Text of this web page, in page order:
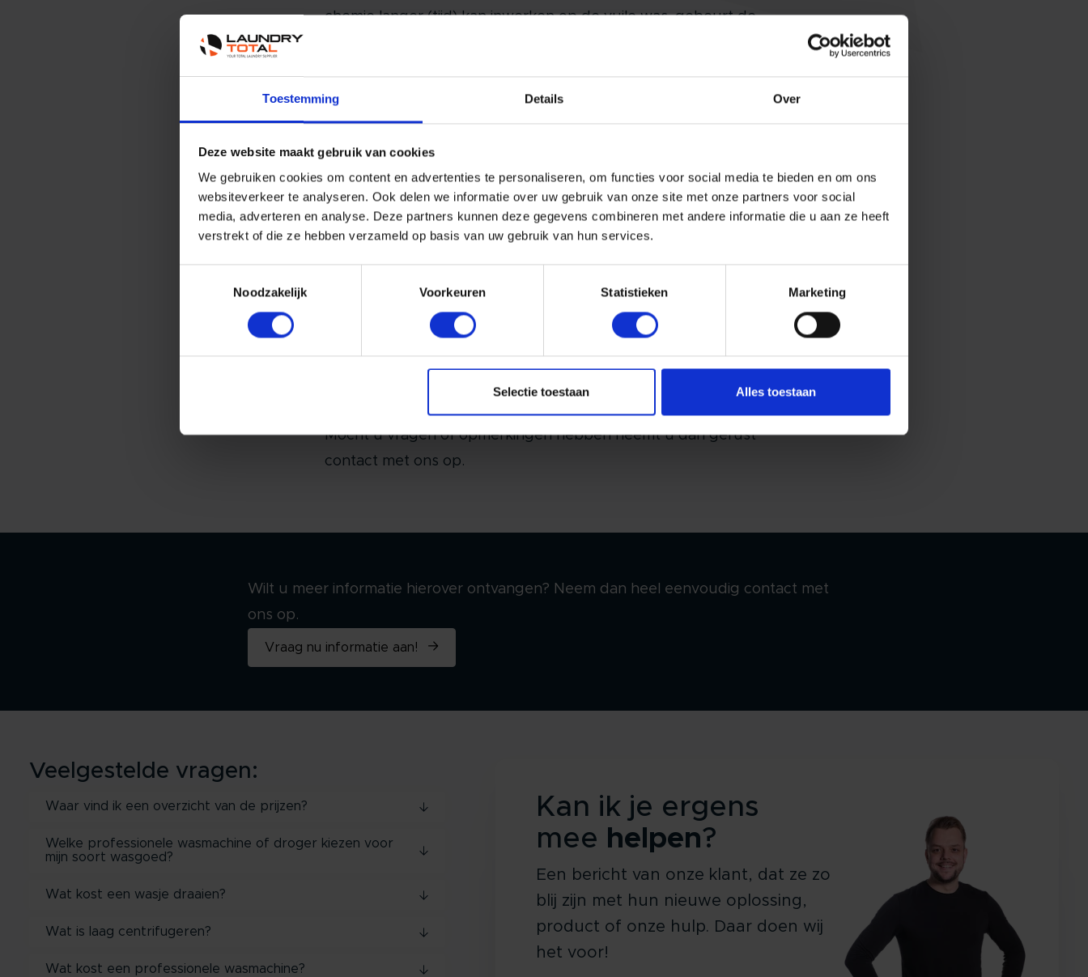
Toestemming Details Over
Deze website maakt gebruik van cookies
We gebruiken cookies om content en advertenties te personaliseren, om functies voor social media te bieden en om ons
websiteverkeer te analyseren. Ook delen we informatie over uw gebruik van onze site met onze partners voor social
media, adverteren en analyse. Deze partners kunnen deze gegevens combineren met andere informatie die u aan ze heeft
verstrekt of die ze hebben verzameld op basis van uw gebruik van hun services.
Noodzakelijk
Voorkeuren Statistieken Marketing
Selectie toestaan Alles toestaan
chemie langer (tijd) kan inwerken op de vuile was, gebeurt de
Graad van bevuiling
onbelangrijk rekening te houden met de graad van bevuiling
van de was. Deze factor is de beginsituatie van waaruit je de
verschillende andere factoren moet benaderen.
Wanneer u het principe van de Cirkel van Sinner constant
toepast, gaat u merken dat het wasproces veel betere
resultaten afleverd tot uw grote voldoening.
Benieuwd wat dit voor u kan
Mocht u vragen of opmerkingen hebben neemt u dan gerust
contact met ons op.
Wilt u meer informatie hierover ontvangen? Neem dan heel eenvoudig contact met
ons op.
Vraag nu informatie aan!
Veelgestelde vragen:
Waar vind ik een overzicht van de prijzen?
Welke professionele wasmachine of droger kiezen voor
mijn soort wasgoed?
Wat kost een wasje draaien?
Wat is laag centrifugeren?
Wat kost een professionele wasmachine?
Kan ik je ergens
mee helpen?
Een bericht van onze klant, dat ze zo
blij zijn met hun nieuwe oplossing,
product of onze hulp. Daar doen wij
het voor!